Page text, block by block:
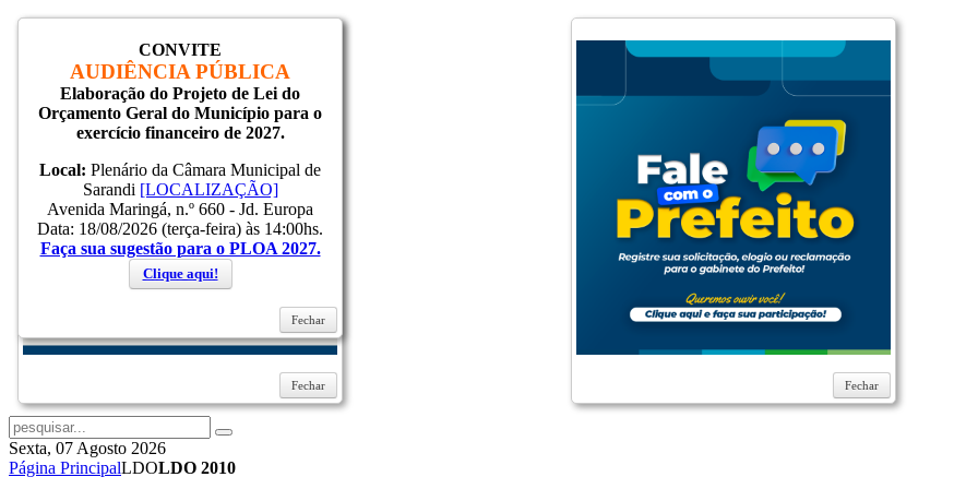
Inicial
Notícias
Serviços
Secretarias
Cidade
Ouvidoria
WebMail
...
Ajuda
Login
Entrar
Sexta, 07 Agosto 2026
Página PrincipalLDOLDO 2010
Fechar
CONVITE
AUDIÊNCIA PÚBLICA
Elaboração do Projeto de Lei do
Orçamento Geral do Município para o
exercício financeiro de 2027.
Local: Plenário da Câmara Municipal de
Sarandi [LOCALIZAÇÃO]
Avenida Maringá, n.º 660 - Jd. Europa
Data: 18/08/2026 (terça-feira) às 14:00hs.
Faça sua sugestão para o PLOA 2027.
Clique aqui!
Fechar
Fechar